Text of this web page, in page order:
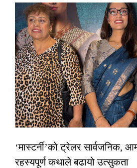
‘मास्टर्नी’को ट्रेलर सार्वजनिक,
रहस्यपूर्ण कथाले बढायो उत्सुकता